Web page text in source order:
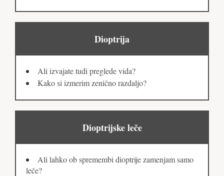
Dioptrija
Ali izvajate tudi preglede vida?
Kako si izmerim zenično razdaljo?
Dioptrijske leče
Ali lahko ob spremembi dioptrije zamenjam samo
leče?